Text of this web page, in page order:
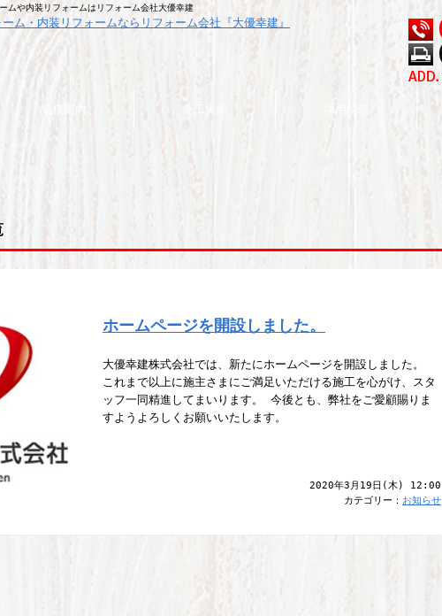
や内装リフォームはリフォーム会社大優幸建
施工実績 採用情報
ホームページを開設しました。
大優幸建株式会社では、新たにホームページを開設しました。
これまで以上に施主さまにご満足いただける施工を心がけ、スタ
ッフ一同精進してまいります。 今後とも、弊社をご愛顧賜りま
すようよろしくお願いいたします。
2020年3月19日(木) 12:00
カテゴリー： お知らせ